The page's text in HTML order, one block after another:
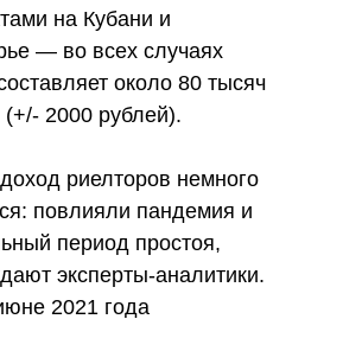
на Кубани и
— во всех случаях
около 80 тысяч
(+/- 2000 рублей).
риелторов немного
повлияли пандемия и
период простоя,
эксперты-аналитики.
2021 года